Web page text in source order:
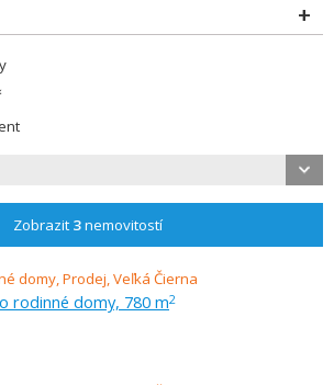
Zobrazit 3nemovitostí
rodinné domy, 780 m2